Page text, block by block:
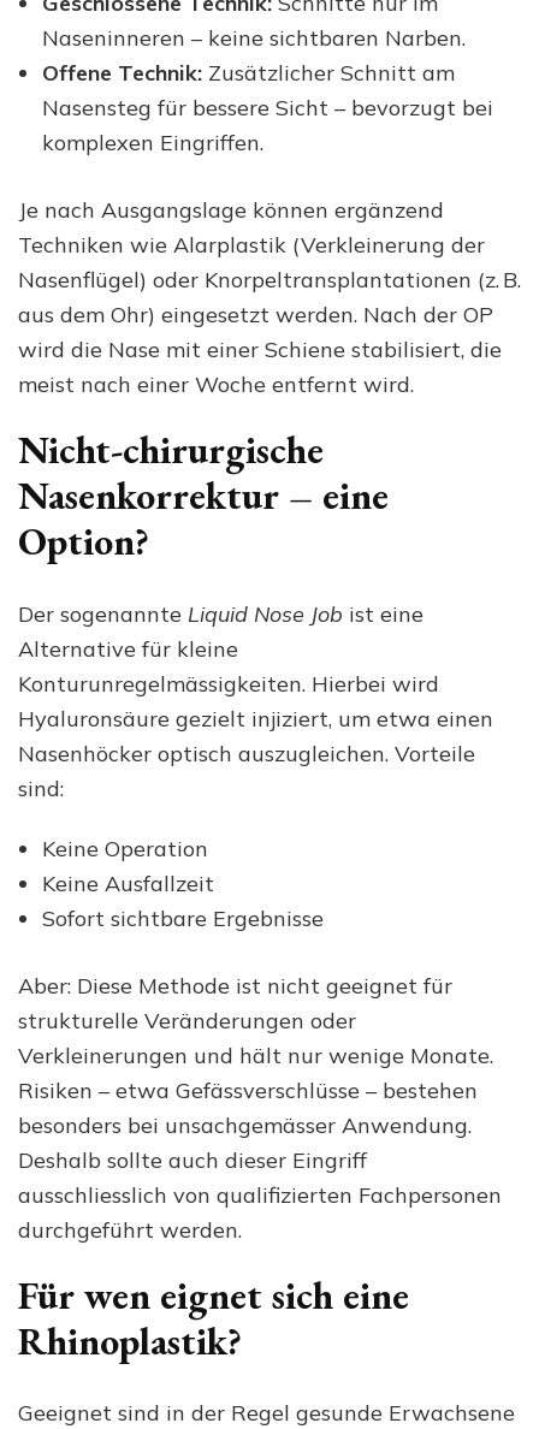
Naseninneren – keine sichtbaren Narben.
Offene Technik: Zusätzlicher Schnitt am
Nasensteg für bessere Sicht – bevorzugt bei
komplexen Eingriffen.
Je nach Ausgangslage können ergänzend
Techniken wie Alarplastik (Verkleinerung der
Nasenflügel) oder Knorpeltransplantationen (z. B.
aus dem Ohr) eingesetzt werden. Nach der OP
wird die Nase mit einer Schiene stabilisiert, die
meist nach einer Woche entfernt wird.
Nicht-chirurgische
Nasenkorrektur – eine
Option?
Der sogenannte Liquid Nose Job ist eine
Alternative für kleine
Konturunregelmässigkeiten. Hierbei wird
Hyaluronsäure gezielt injiziert, um etwa einen
Nasenhöcker optisch auszugleichen. Vorteile
sind:
Keine Operation
Keine Ausfallzeit
Sofort sichtbare Ergebnisse
Aber: Diese Methode ist nicht geeignet für
strukturelle Veränderungen oder
Verkleinerungen und hält nur wenige Monate.
Risiken – etwa Gefässverschlüsse – bestehen
besonders bei unsachgemässer Anwendung.
Deshalb sollte auch dieser Eingriff
ausschliesslich von qualifizierten Fachpersonen
durchgeführt werden.
Für wen eignet sich eine
Rhinoplastik?
Geeignet sind in der Regel gesunde Erwachsene